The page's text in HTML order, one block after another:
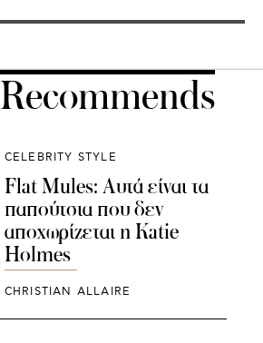
CELEBRITY STYLE
Flat Mules: Αυτά είναι τα
παπούτσια που δεν
αποχωρίζεται η Κatie
Holmes
CHRISTIAN ALLAIRE